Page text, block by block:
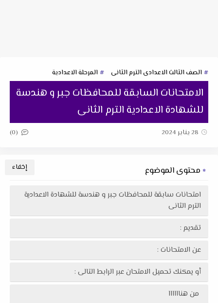
الصف الثالث الاعدادى الترم الثانى المرحلة الاعدادية
الامتحانات السابقة للمحافظات جبر و هندسة
للشهادة الاعدادية الترم الثانى
28 يناير 2024 (0)
محتوى الموضوع
امتحانات سابقة للمحافظات جبر و هندسة للشهادة الاعدادية
الترم الثانى
تقديم :
عن الامتحانات :
أو يمكنك تحميل الامتحان عبر الرابط التالى :
من هناااااا